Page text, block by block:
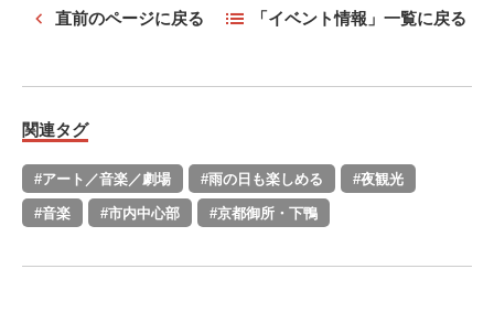
直前のページに戻る 「イベント情報」一覧に戻る
関連タグ
#アート／音楽／劇場 #雨の日も楽しめる #夜観光
#音楽 #市内中心部 #京都御所・下鴨